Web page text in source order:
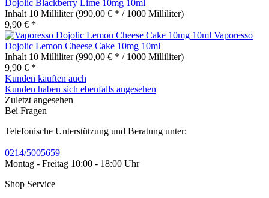
Dojolic Blackberry Lime 10mg 10ml
Inhalt 10 Milliliter(990,00 € * / 1000 Milliliter)
9,90 € *
Vaporesso
Dojolic Lemon Cheese Cake 10mg 10ml
Inhalt 10 Milliliter(990,00 € * / 1000 Milliliter)
9,90 € *
Kunden kauften auch
Kunden haben sich ebenfalls angesehen
Zuletzt angesehen
Bei Fragen
Telefonische Unterstützung und Beratung unter:
0214/5005659
Montag - Freitag 10:00 - 18:00 Uhr
Shop Service